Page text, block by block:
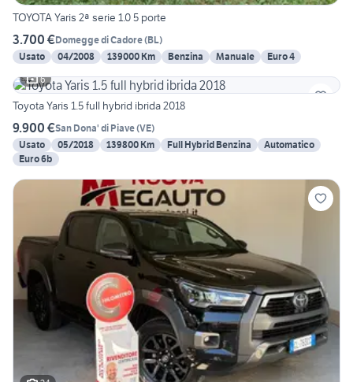
TOYOTA Yaris 2ª serie 1.0 5 porte
3.700 €Domegge di Cadore(BL)
Usato
04/2008 139000 Km Benzina Manuale
Euro 4
6
Toyota Yaris 1.5 full hybrid ibrida 2018
9.900 €San Dona' di Piave(VE)
Usato
05/2018 139800 Km Full Hybrid Benzina
Automatico
Euro 6b